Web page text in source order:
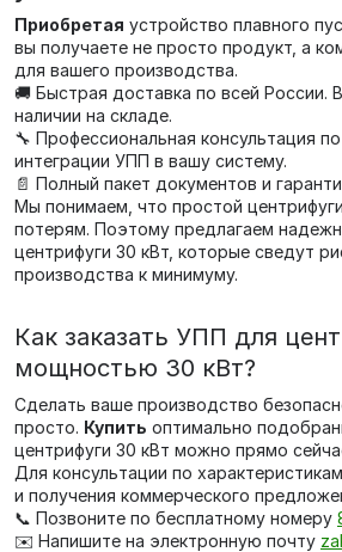
Приобретая устройство плавного
вы получаете не просто продукт, а
для вашего производства.
🚚 Быстрая доставка по всей России.
наличии на складе.
🔧 Профессиональная консультация
интеграции УПП в вашу систему.
📄 Полный пакет документов и
Мы понимаем, что простой
потерям. Поэтому предлагаем
центрифуги 30 кВт, которые сведут
производства к минимуму.
Как заказать УПП для
мощностью 30 кВт?
Сделать ваше производство
просто. Купить оптимально
центрифуги 30 кВт можно прямо
Для консультации по
и получения коммерческого
📞 Позвоните по бесплатному номеру
✉️ Напишите на электронную почту